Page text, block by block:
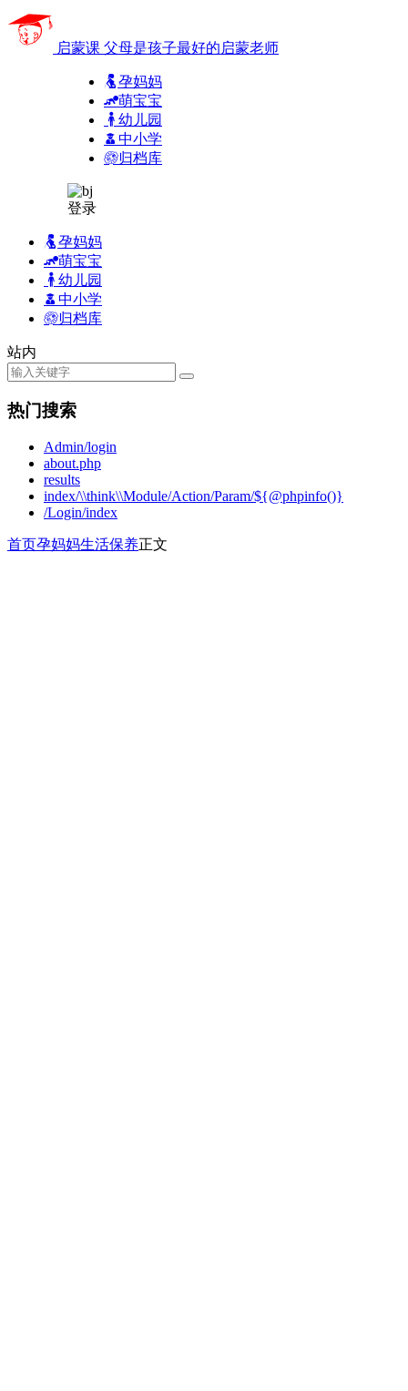
启蒙课 父母是孩子最好的启蒙老师
孕妈妈
萌宝宝
幼儿园
中小学
归档库
登录
孕妈妈
萌宝宝
幼儿园
中小学
归档库
站内
热门搜索
Admin/login
about.php
results
index/\\think\\Module/Action/Param/${@phpinfo()}
/Login/index
首页孕妈妈生活保养正文